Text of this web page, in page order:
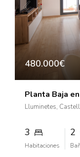
480.000€
Planta Baja
Lluminetes,
3
Habitaciones
2